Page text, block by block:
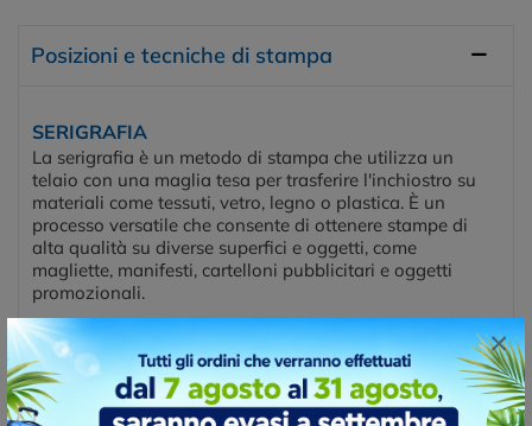
×
Posizioni e tecniche di stampa
SERIGRAFIA
La serigrafia è un metodo di stampa che utilizza un
telaio con una maglia tesa per trasferire l'inchiostro su
materiali come tessuti, vetro, legno o plastica. È un
processo versatile che consente di ottenere stampe di
alta qualità su diverse superfici e oggetti, come
magliette, manifesti, cartelloni pubblicitari e oggetti
promozionali.
Posizioni di stampa
FRONTE